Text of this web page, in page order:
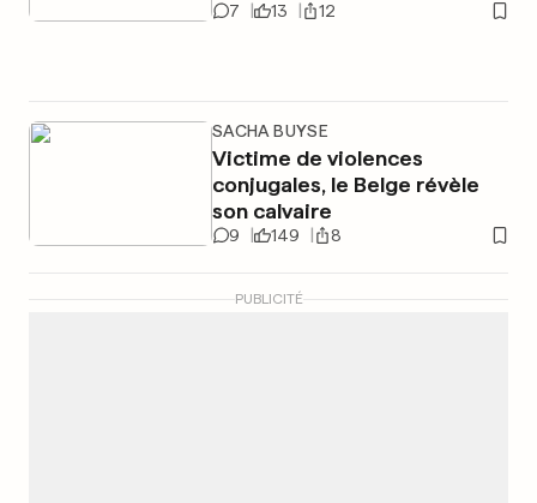
7 13 12
SACHA BUYSE
Victime de violences
conjugales, le Belge révèle
son calvaire
9 149 8
PUBLICITÉ